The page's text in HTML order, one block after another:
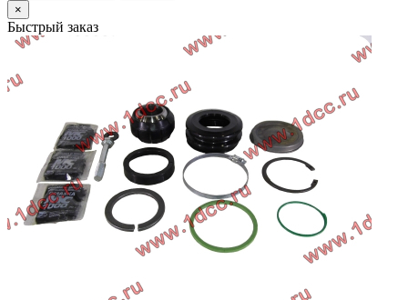
×
Быстрый заказ